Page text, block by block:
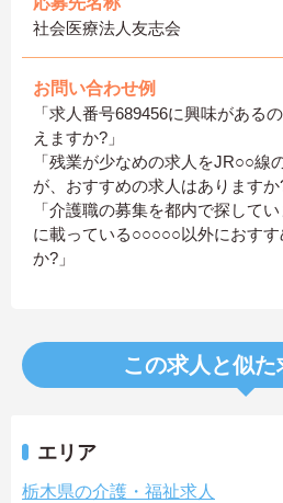
社会医療法人友志会
お問い合わせ例
「求人番号689456に興味がある
えますか?」
「残業が少なめの求人をJR○○線
が、おすすめの求人はありますか?
「介護職の募集を都内で探して
に載っている○○○○○以外におす
か?」
この求人と似
エリア
栃木県の介護・福祉求人